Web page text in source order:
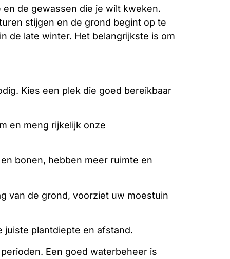
de gewassen die je wilt kweken.
stijgen en de grond begint op te
de late winter. Het belangrijkste is om
Kies een plek die goed bereikbaar
en meng rijkelijk onze
bonen, hebben meer ruimte en
van de grond, voorziet uw moestuin
juiste plantdiepte en afstand.
Een goed waterbeheer is